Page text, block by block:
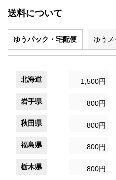
送料について
ゆうパック・宅配便 ゆう
北海道 1,500円
岩手県 800円
秋田県 800円
福島県 800円
栃木県 800円